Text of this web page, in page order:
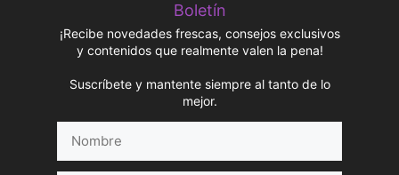
Boletín
¡Recibe novedades frescas, consejos exclusivos
y contenidos que realmente valen la pena!
Suscríbete y mantente siempre al tanto de lo
mejor.